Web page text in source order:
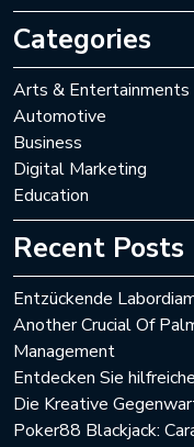
Categories
Arts & Entertainments
Automotive
Business
Digital Marketing
Education
Recent Posts
Entzückende
Another Crucial Of
Management
Entdecken Sie
Die Kreative
Poker88 Blackjack: